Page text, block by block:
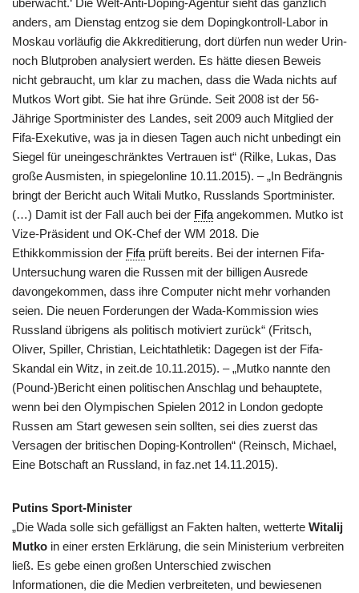
überwacht.‘ Die Welt-Anti-Doping-Agentur sieht das gänzlich
anders, am Dienstag entzog sie dem Dopingkontroll-Labor in
Moskau vorläufig die Akkreditierung, dort dürfen nun weder Urin-
noch Blutproben analysiert werden. Es hätte diesen Beweis
nicht gebraucht, um klar zu machen, dass die Wada nichts auf
Mutkos Wort gibt. Sie hat ihre Gründe. Seit 2008 ist der 56-
Jährige Sportminister des Landes, seit 2009 auch Mitglied der
Fifa-Exekutive, was ja in diesen Tagen auch nicht unbedingt ein
Siegel für uneingeschränktes Vertrauen ist“ (Rilke, Lukas, Das
große Ausmisten, in spiegelonline 10.11.2015). – „In Bedrängnis
bringt der Bericht auch Witali Mutko, Russlands Sportminister.
(…) Damit ist der Fall auch bei der Fifa angekommen. Mutko ist
Vize-Präsident und OK-Chef der WM 2018. Die
Ethikkommission der Fifa prüft bereits. Bei der internen Fifa-
Untersuchung waren die Russen mit der billigen Ausrede
davongekommen, dass ihre Computer nicht mehr vorhanden
seien. Die neuen Forderungen der Wada-Kommission wies
Russland übrigens als politisch motiviert zurück“ (Fritsch,
Oliver, Spiller, Christian, Leichtathletik: Dagegen ist der Fifa-
Skandal ein Witz, in zeit.de 10.11.2015). – „Mutko nannte den
(Pound-)Bericht einen politischen Anschlag und behauptete,
wenn bei den Olympischen Spielen 2012 in London gedopte
Russen am Start gewesen sein sollten, sei dies zuerst das
Versagen der britischen Doping-Kontrollen“ (Reinsch, Michael,
Eine Botschaft an Russland, in faz.net 14.11.2015).
Putins Sport-Minister
„Die Wada solle sich gefälligst an Fakten halten, wetterte Witalij
Mutko in einer ersten Erklärung, die sein Ministerium verbreiten
ließ. Es gebe einen großen Unterschied zwischen
Informationen, die die Medien verbreiteten, und bewiesenen